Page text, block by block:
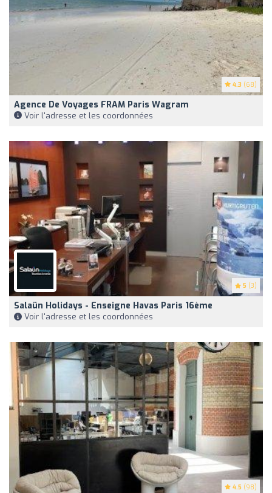
4.3 (68)
Agence De Voyages FRAM Paris Wagram
Voir l'adresse et les coordonnées
5 (3)
Salaün Holidays - Enseigne Havas Paris 16ème
Voir l'adresse et les coordonnées
4.5 (98)